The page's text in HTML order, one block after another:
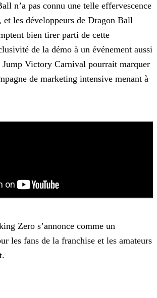
n’a pas connu une telle effervescence
et les développeurs de Dragon Ball
bien tirer parti de cette
de la démo à un événement aussi
Jump Victory Carnival pourrait marquer
de marketing intensive menant à
Zero s’annonce comme un
les fans de la franchise et les amateurs